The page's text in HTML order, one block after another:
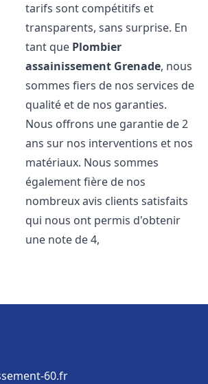
tarifs sont compétitifs et
transparents, sans surprise. En
tant que Plombier
assainissement Grenade, nous
sommes fiers de nos services de
qualité et de nos garanties.
Nous offrons une garantie de 2
ans sur nos interventions et nos
matériaux. Nous sommes
également fière de nos
nombreux avis clients satisfaits
qui nous ont permis d'obtenir
une note de 4,
60.fr